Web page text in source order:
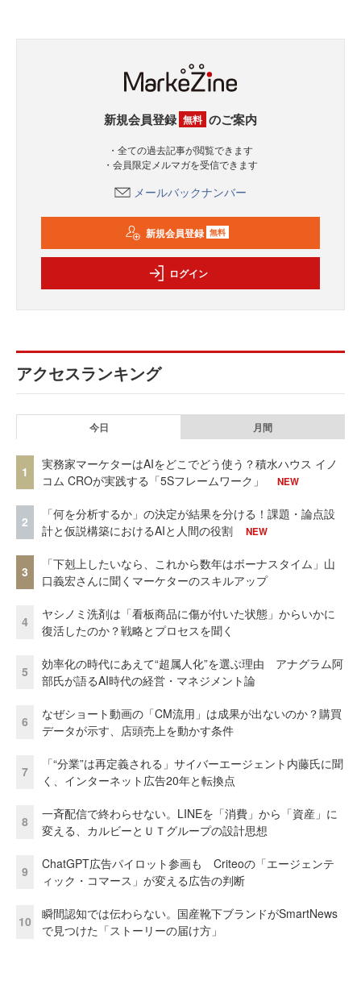
新規会員登録 無料 のご案内
・全ての過去記事が閲覧できます
・会員限定メルマガを受信できます
メールバックナンバー
新規会員登録 無料
ログイン
アクセスランキング
今日 月間
1
実務家マーケターはAIをどこでどう使う？積水ハウス イノ
コム CROが実践する「5Sフレームワーク」
NEW
2
「何を分析するか」の決定が結果を分ける！課題・論点設
計と仮説構築におけるAIと人間の役割
NEW
3
「下剋上したいなら、これから数年はボーナスタイム」山
口義宏さんに聞くマーケターのスキルアップ
4
ヤシノミ洗剤は「看板商品に傷が付いた状態」からいかに
復活したのか？戦略とプロセスを聞く
5
効率化の時代にあえて“超属人化”を選ぶ理由 アナグラム阿
部氏が語るAI時代の経営・マネジメント論
6
なぜショート動画の「CM流用」は成果が出ないのか？購買
データが示す、店頭売上を動かす条件
7
「“分業”は再定義される」サイバーエージェント内藤氏に聞
く、インターネット広告20年と転換点
8
一斉配信で終わらせない。LINEを「消費」から「資産」に
変える、カルビーとＵＴグループの設計思想
9
ChatGPT広告パイロット参画も Criteoの「エージェンテ
ィック・コマース」が変える広告の判断
10
瞬間認知では伝わらない。国産靴下ブランドがSmartNews
で見つけた「ストーリーの届け方」